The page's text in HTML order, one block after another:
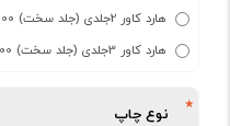
هارد کاور 2جلدی (جلد سخت) 600,000 تومان
هارد کاور 3جلدی (جلد سخت) 900,000 تومان
نوع چاپ